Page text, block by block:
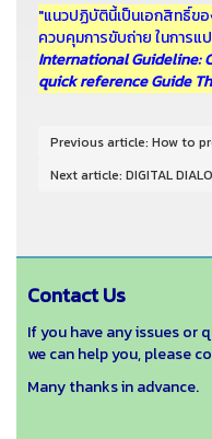
"แนวปฏิบัตินี้เป็นเอกสิทธิ์ข
ควบคุมการขับถ่าย ในการแ
International Guideline:
quick reference Guide
Previous article: How to
Next article: DIGITAL
Contact Us
If you have any issues
we can help you, please
Many thanks in advance.